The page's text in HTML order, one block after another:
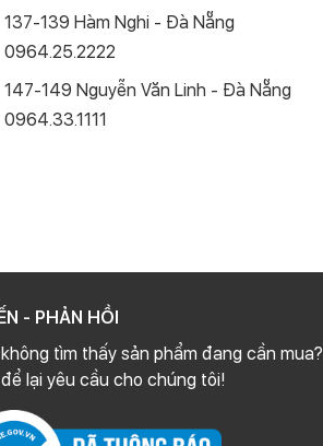
giúp tăng diện tích hiển thị đồng thời
137-139 Hàm Nghi - Đà Nẵng
0964.25.2222
147-149 Nguyễn Văn Linh - Đà Nẵng
0964.33.1111
- PHẢN HỒI
tìm thấy sản phẩm đang cần mua?
lại yêu cầu cho chúng tôi!